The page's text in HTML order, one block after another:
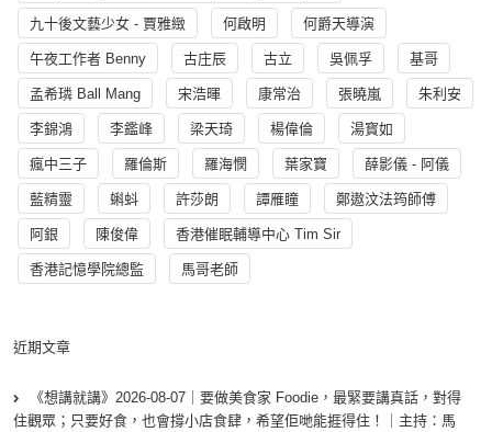
九十後文藝少女 - 賈雅緻 何啟明 何爵天導演
午夜工作者 Benny 古庄辰 古立 吳佩孚 基哥
孟希璘 Ball Mang 宋浩暉 康常治 張曉嵐 朱利安
李錦鴻 李鑑峰 梁天琦 楊偉倫 湯寳如
瘋中三子 羅倫斯 羅海憫 葉家寶 薛影儀 - 阿儀
藍精靈 蝌蚪 許莎朗 譚雁瞳 鄭遨汶法筠師傅
阿銀 陳俊偉 香港催眠輔導中心 Tim Sir
香港記憶學院總監 馬哥老師
近期文章
《想講就講》2026-08-07｜要做美食家 Foodie，最緊要講真話，對得
住觀眾；只要好食，也會撐小店食肆，希望佢哋能捱得住！｜主持：馬